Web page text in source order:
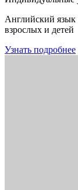
Английский язык
взрослых и детей
Узнать подробнее